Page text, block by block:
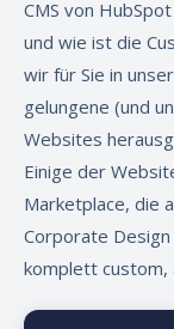
und Sales-
bieten.
ohne
Arbeit mit
HubL ist eine
Backend-
nützliche
einschließlich
HubSpot
von Leads
Kunden für
CMS von
und wie ist die
wir für Sie in
gelungene (und
Websites
Einige der
Marketplace, die
Corporate
komplett custom,